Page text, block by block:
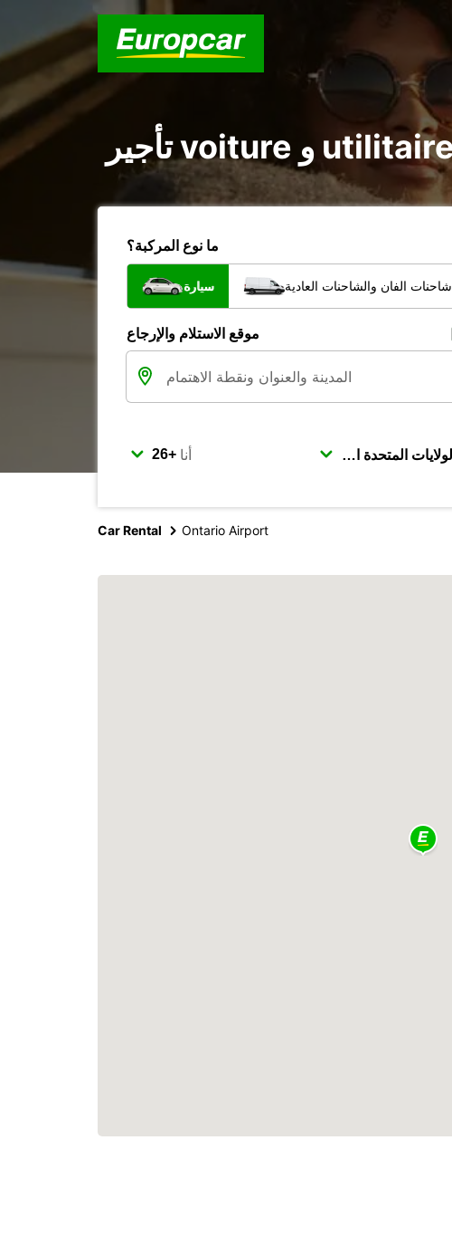
ما نوع المركبة؟
سيارة شاحنات الفان والشاحنات العادية
موقع الاستلام والإرجاع
أنا
Car Rental Ontario Airport